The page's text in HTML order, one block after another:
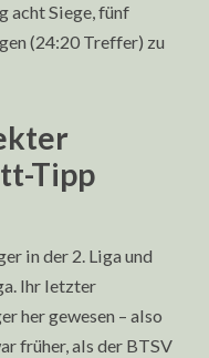
acht Siege, fünf
(24:20 Treffer) zu
Tipp
in der 2. Liga und
Ihr letzter
her gewesen – also
früher, als der BTSV